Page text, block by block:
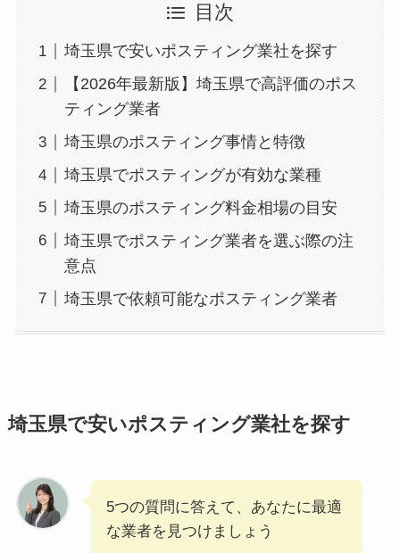
目次
埼玉県で安いポスティング業社を探す
【2026年最新版】埼玉県で高評価のポス
ティング業者
埼玉県のポスティング事情と特徴
埼玉県でポスティングが有効な業種
埼玉県のポスティング料金相場の目安
埼玉県でポスティング業者を選ぶ際の注
意点
埼玉県で依頼可能なポスティング業者
埼玉県で安いポスティング業社を探す
5つの質問に答えて、あなたに最適
な業者を見つけましょう